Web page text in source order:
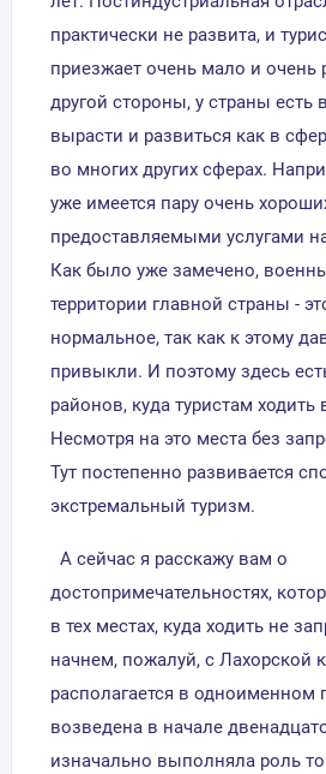
практически не развита, и
приезжает очень мало и очень
другой стороны, у страны есть
вырасти и развиться как в
во многих других сферах.
уже имеется пару очень
предоставляемыми услугами
Как было уже замечено,
территории главной страны -
нормальное, так как к этому
привыкли. И поэтому здесь
районов, куда туристам
Несмотря на это места без
Тут постепенно развивается
экстремальный туризм.
А сейчас я расскажу вам о
достопримечательностях,
в тех местах, куда ходить не
начнем, пожалуй, с Лахорской
располагается в одноименном
возведена в начале
изначально выполняла роль